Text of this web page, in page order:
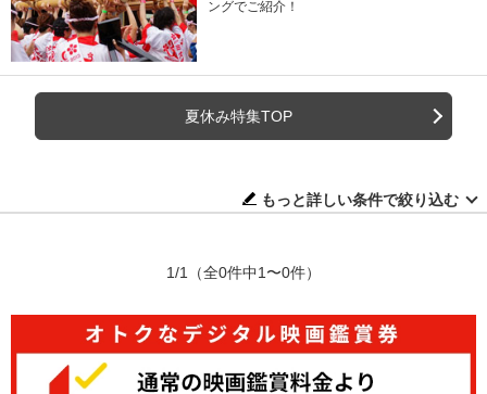
ングでご紹介！
夏休み特集TOP
もっと詳しい条件で絞り込む
1/1 （全0件中1〜0件）